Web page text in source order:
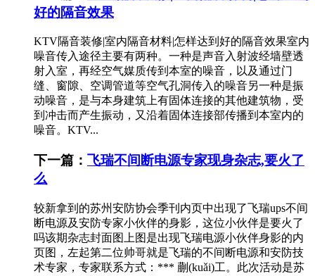
好的隔音效果
KTV隔音装修|室内隔音材料|怎样达到好的隔音效果室内
噪音传入途径主要有两种。一种是声音入射波经墙壁透
射入室，再经空气媒质传到本室的噪音，以及通过门
缝、窗隙、空调管道等空气孔洞传入的噪音另一种是振
动噪音，是与本身建筑上有固体连接的其他建筑物，受
到冲击而产生振动，又沿着固体连接部传播到本室内的
噪音。KTV...
下一篇： 飞瑞不间断电源专家现身杂志,要火了
么
较新拿到的苏州安防协会季刊内页中出现了飞瑞ups不间
断电源及安防专家小伙伴的身影，这位小伙伴是要火了
吗该期杂志封面图上图是出现飞瑞电源小伙伴身影的内
页图，左起第二位帅哥就是飞瑞的不间断电源和安防技
术专家，专家联系方式：*** 蒯(kuǎi)工。此次活动是苏